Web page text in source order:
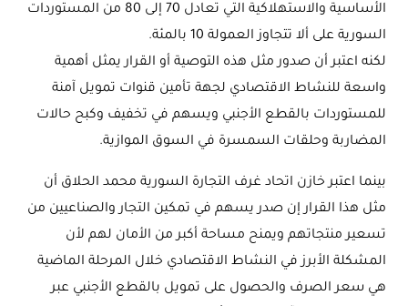
الأساسية والاستهلاكية التي تعادل 70 إلى 80 من المستوردات
السورية على ألا تتجاوز العمولة 10 بالمئة.
لكنه اعتبر أن صدور مثل هذه التوصية أو القرار يمثل أهمية
واسعة للنشاط الاقتصادي لجهة تأمين قنوات تمويل آمنة
للمستوردات بالقطع الأجنبي ويسهم في تخفيف وكبح حالات
المضاربة وحلقات السمسرة في السوق الموازية.
بينما اعتبر خازن اتحاد غرف التجارة السورية محمد الحلاق أن
مثل هذا القرار إن صدر يسهم في تمكين التجار والصناعيين من
تسعير منتجاتهم ويمنح مساحة أكبر من الأمان لهم لأن
المشكلة الأبرز في النشاط الاقتصادي خلال المرحلة الماضية
هي سعر الصرف والحصول على تمويل بالقطع الأجنبي عبر